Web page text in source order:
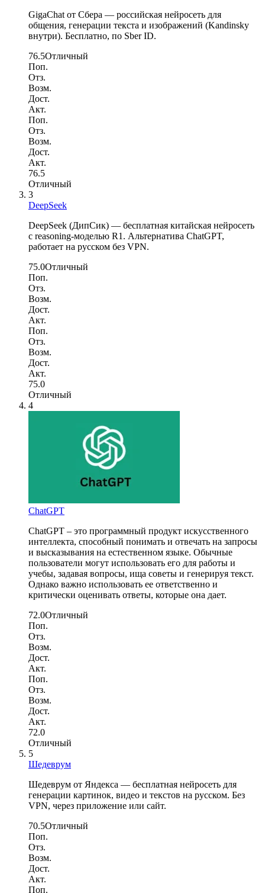
GigaChat от Сбера — российская нейросеть для
общения, генерации текста и изображений (Kandinsky
внутри). Бесплатно, по Sber ID.
76.5Отличный
Поп.
Отз.
Возм.
Дост.
Акт.
Поп.
Отз.
Возм.
Дост.
Акт.
76.5
Отличный
3
DeepSeek
DeepSeek (ДипСик) — бесплатная китайская нейросеть
с reasoning-моделью R1. Альтернатива ChatGPT,
работает на русском без VPN.
75.0Отличный
Поп.
Отз.
Возм.
Дост.
Акт.
Поп.
Отз.
Возм.
Дост.
Акт.
75.0
Отличный
4
ChatGPT
ChatGPT – это программный продукт искусственного
интеллекта, способный понимать и отвечать на запросы
и высказывания на естественном языке. Обычные
пользователи могут использовать его для работы и
учебы, задавая вопросы, ища советы и генерируя текст.
Однако важно использовать ее ответственно и
критически оценивать ответы, которые она дает.
72.0Отличный
Поп.
Отз.
Возм.
Дост.
Акт.
Поп.
Отз.
Возм.
Дост.
Акт.
72.0
Отличный
5
Шедеврум
Шедеврум от Яндекса — бесплатная нейросеть для
генерации картинок, видео и текстов на русском. Без
VPN, через приложение или сайт.
70.5Отличный
Поп.
Отз.
Возм.
Дост.
Акт.
Поп.